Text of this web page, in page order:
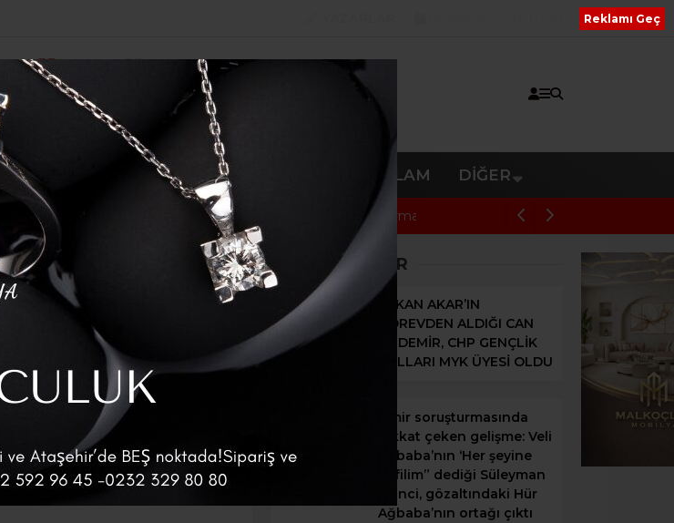
HABER ARŞIV RESMI REKLAM DIĞER
kefilim” dediği Süleyman Ekinci, gözaltındaki Hür Kiraz’daki Yangına Müdahale Eden
Düzenlemesi ve Yeni Tebliğler
Kritik
Personel
SON HABERLER
ERKAN AKAR’IN
GÖREVDEN ALDIĞI CAN
ÖZDEMİR, CHP GENÇLİK
KOLLARI MYK ÜYESİ OLDU
İzmir soruşturmasında
dikkat çeken gelişme: Veli
Ağbaba’nın ‘Her şeyine
kefilim” dediği Süleyman
Ekinci, gözaltındaki Hür
Ağbaba’nın ortağı çıktı
Reklamı Geç